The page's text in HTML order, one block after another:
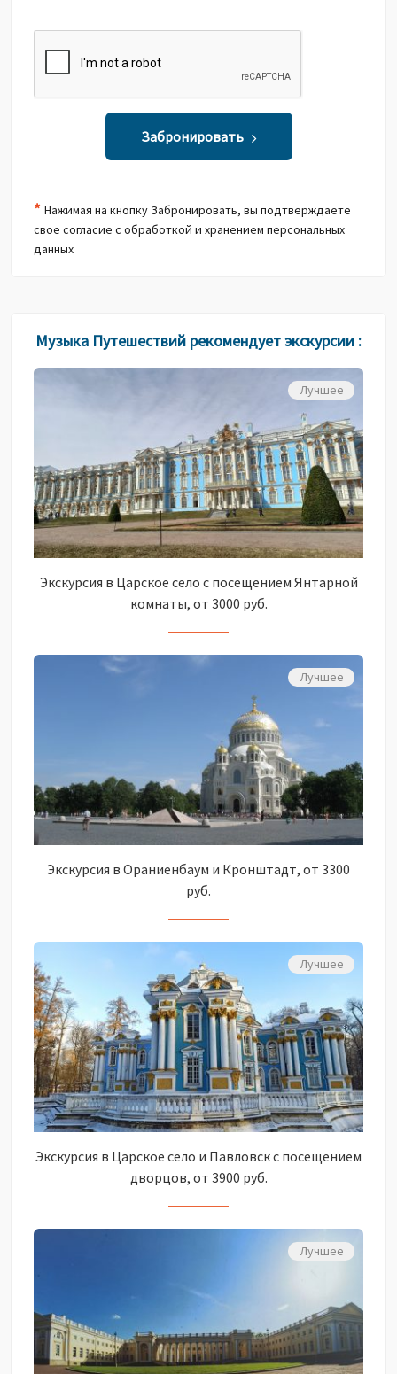
* Нажимая на кнопку Забронировать, вы подтверждаете
свое согласие с обработкой и хранением персональных
данных
Забронировать
Музыка Путешествий рекомендует экскурсии :
Лучшее
Экскурсия в Царское село с посещением Янтарной
комнаты, от 3000 руб.
Лучшее
Экскурсия в Ораниенбаум и Кронштадт, от 3300
руб.
Лучшее
Экскурсия в Царское село и Павловск с посещением
дворцов, от 3900 руб.
Лучшее